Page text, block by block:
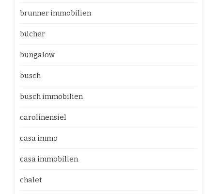
brunner immobilien
bücher
bungalow
busch
busch immobilien
carolinensiel
casa immo
casa immobilien
chalet